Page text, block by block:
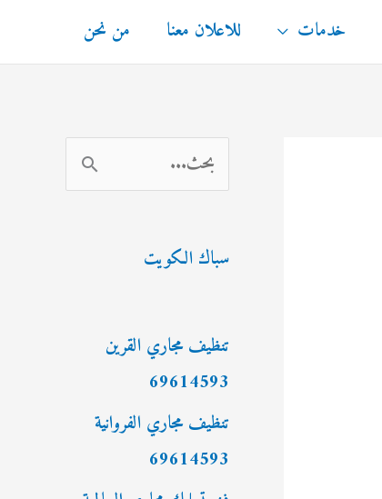
خدمات للاعلان معنا من نحن
ل
ح
ع
ن
سباك الكويت
تنظيف مجاري القرين
69614593
تنظيف مجاري الفروانية
69614593